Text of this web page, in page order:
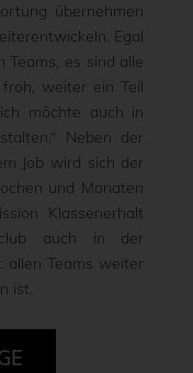
übernehmen
Egal
Teams, es sind alle
weiter ein Teil
möchte auch in
Neben der
Job wird sich der
und Monaten
Klassenerhalt
auch in der
allen Teams weiter
ist.